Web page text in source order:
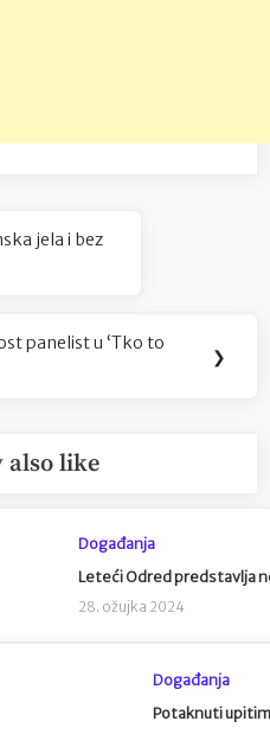
jela i bez
panelist u ‘Tko to
❯
also like
Događanja
Leteći Odred predstavlja
28. ožujka 2024
Događanja
Potaknuti